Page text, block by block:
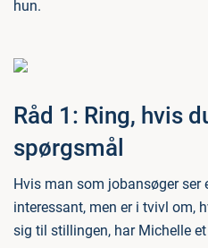
hun.
Råd 1: Ring, hvis
spørgsmål
Hvis man som jobansøger ser
interessant, men er i tvivl om,
sig til stillingen, har Michelle